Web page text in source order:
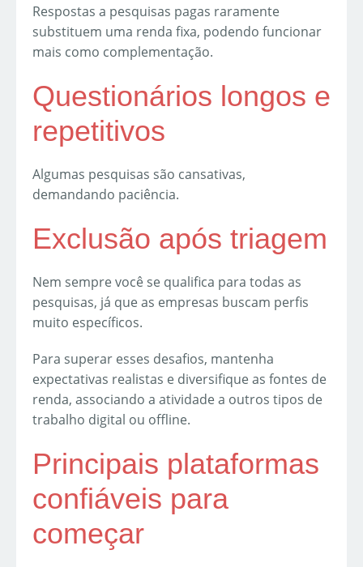
Respostas a pesquisas pagas raramente
substituem uma renda fixa, podendo funcionar
mais como complementação.
Questionários longos e
repetitivos
Algumas pesquisas são cansativas,
demandando paciência.
Exclusão após triagem
Nem sempre você se qualifica para todas as
pesquisas, já que as empresas buscam perfis
muito específicos.
Para superar esses desafios, mantenha
expectativas realistas e diversifique as fontes de
renda, associando a atividade a outros tipos de
trabalho digital ou offline.
Principais plataformas
confiáveis para
começar